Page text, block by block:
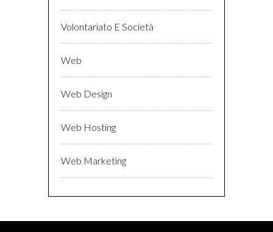
Volontariato E Società
Web
Web Design
Web Hosting
Web Marketing